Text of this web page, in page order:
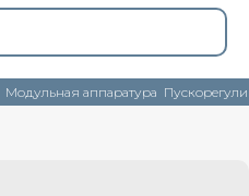
Модульная аппаратура